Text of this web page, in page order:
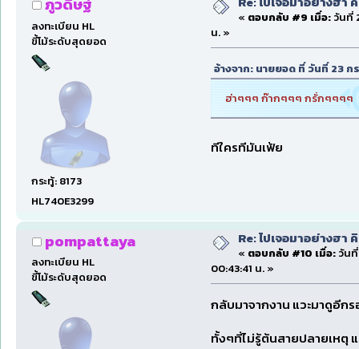
ภูวดิษฐ์
ลงทะเบียน HL
ขี้โม้ระดับสุดยอด
กระทู้: 8173
HL740E3299
« ตอบกลับ #9 เมื่อ:วันที่
น. »
อ้างจาก: นายยอด ที่ วันที่ 23
ฮ่าๆๆๆ ก๊ากๆๆๆ กรั่กๆๆๆๆ
ทีใครทีมันเฟ้ย
pompattaya
ลงทะเบียน HL
ขี้โม้ระดับสุดยอด
Re: ไปเจอมาอย่างฮ
« ตอบกลับ #10 เมื่อ:วันที่
00:43:41 น. »
กลับมาจากงาน แวะมาดูอีก
ทั้งๆที่ไม่รู้ต้นสายปลายเหตุ